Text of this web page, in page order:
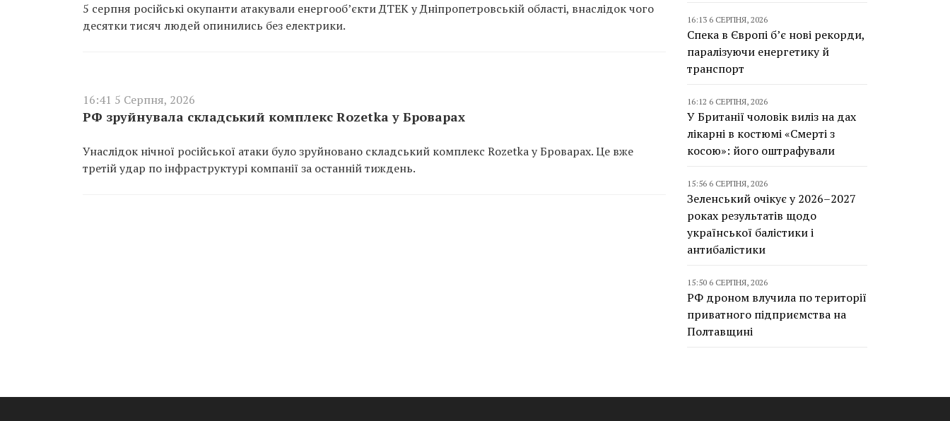
5 серпня російські окупанти атакували енергооб’єкти ДТЕК у Дніпропетровській області, внаслідок чого
десятки тисяч людей опинились без електрики.
16:41 5 Серпня, 2026
РФ зруйнувала складський комплекс Rozetka у Броварах
Унаслідок нічної російської атаки було зруйновано складський комплекс Rozetka у Броварах. Це вже
третій удар по інфраструктурі компанії за останній тиждень.
16:13 6 СЕРПНЯ, 2026
Спека в Європі б’є нові рекорди,
паралізуючи енергетику й
транспорт
16:12 6 СЕРПНЯ, 2026
У Британії чоловік виліз на дах
лікарні в костюмі «Смерті з
косою»: його оштрафували
15:56 6 СЕРПНЯ, 2026
Зеленський очікує у 2026–2027
роках результатів щодо
української балістики і
антибалістики
15:50 6 СЕРПНЯ, 2026
РФ дроном влучила по території
приватного підприємства на
Полтавщині